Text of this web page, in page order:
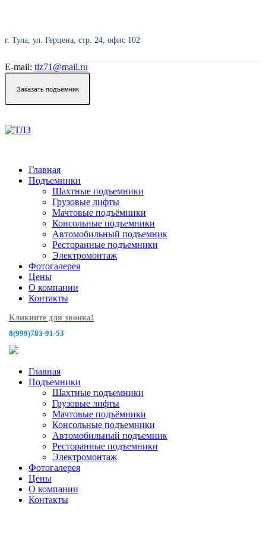
г. Тула, ул. Герцена, стр. 24, офис 102
E-mail: tlz71@mail.ru
Заказать подъемник
Главная
Подъемники
Шахтные подъемники
Грузовые лифты
Мачтовые подъёмники
Консольные подъемники
Автомобильный подъемник
Ресторанные подъемники
Электромонтаж
Фотогалерея
Цены
О компании
Контакты
Кликните для звонка!
8(999)783-91-53
Главная
Подъемники
Шахтные подъемники
Грузовые лифты
Мачтовые подъёмники
Консольные подъемники
Автомобильный подъемник
Ресторанные подъемники
Электромонтаж
Фотогалерея
Цены
О компании
Контакты